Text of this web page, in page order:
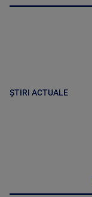
ȘTIRI ACTUALE